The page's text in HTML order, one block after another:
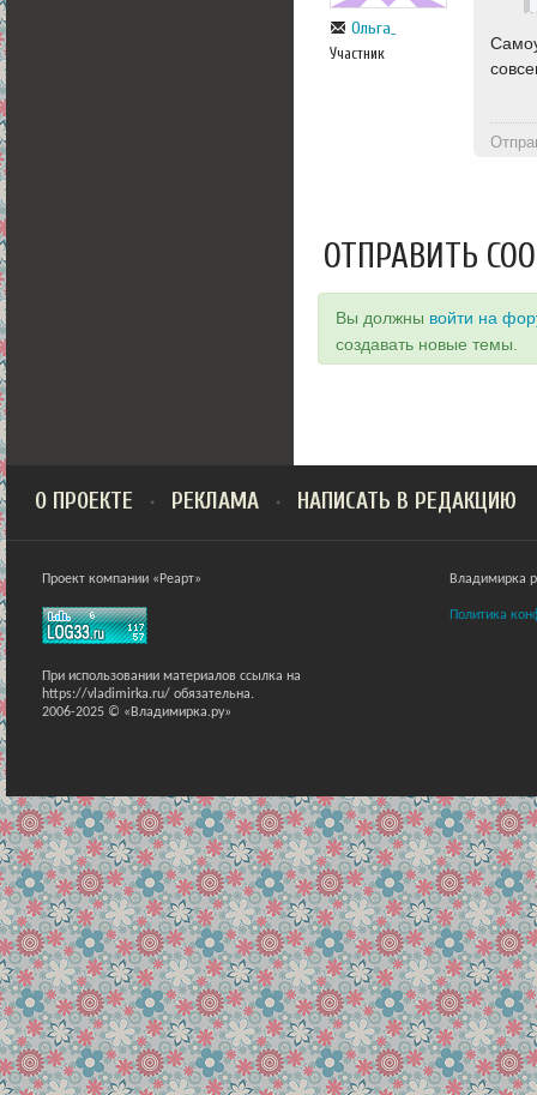
Ольга_
Участник
ОТПРАВИТЬ
Вы должны войти на
создавать новые темы.
О ПРОЕКТЕ РЕКЛАМА НАПИСАТЬ В РЕДАКЦИЮ
Проект компании «Реарт»
При использовании материалов ссылка на
https://vladimirka.ru/ обязательна.
2006-2025 © «Владимирка.ру»
Владимирка
Политика